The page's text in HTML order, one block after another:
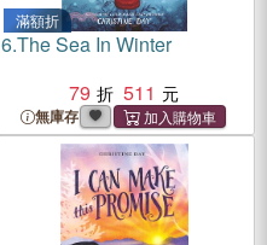
滿額折
6.The Sea In Winter
79
511
無庫存